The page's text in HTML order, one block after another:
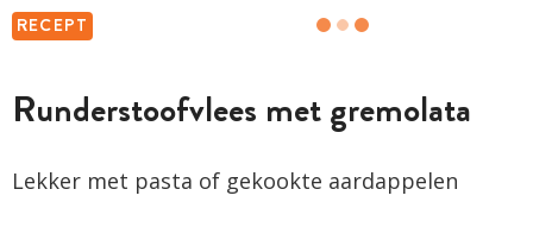
RECEPT
Runderstoofvlees met gremolata
Lekker met pasta of gekookte aardappelen